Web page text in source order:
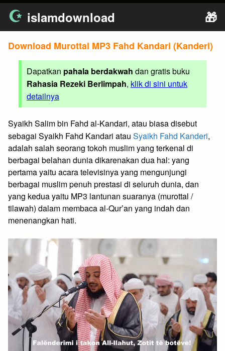
Skip
content
islamdownload 🎁
Download Murottal MP3 Fahd Kandari (Kanderi)
Dapatkan pahala berdakwah dan gratis buku
Rahasia Rezeki Berlimpah, klik di sini untuk
detailnya
Syaikh Salim bin Fahd al-Kandari, atau biasa disebut
sebagai Syaikh Fahd Kandari atau Syaikh Fahd Kanderi,
adalah salah seorang tokoh muslim yang terkenal di
berbagai belahan dunia dikarenakan dua hal: yang
pertama yaitu acara televisinya yang mengunjungi
berbagai muslim penuh prestasi di seluruh dunia, dan
yang kedua yaitu MP3 lantunan suaranya (murottal /
tilawah) dalam membaca al-Qur’an yang indah dan
menenangkan hati.